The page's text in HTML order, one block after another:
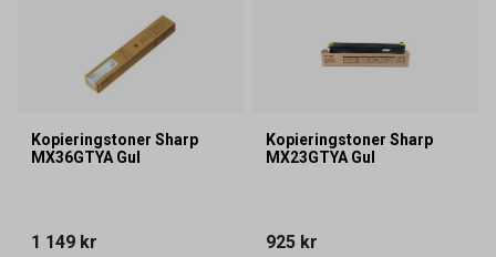
Kopieringstoner Sharp
MX36GTYA Gul
1 149 kr
Kopieringstoner Sharp
MX23GTYA Gul
925 kr